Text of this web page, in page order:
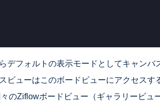
デフォルトの表示モードとしてキャンバ
ビューはこのボードビューにアクセスす
のZiflowボードビュー（ギャラリービュ